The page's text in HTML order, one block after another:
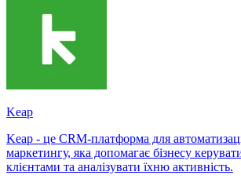
Keap
Keap - це CRM-платформа для
маркетингу, яка допомагає бізнесу
клієнтами та аналізувати їхню активність.